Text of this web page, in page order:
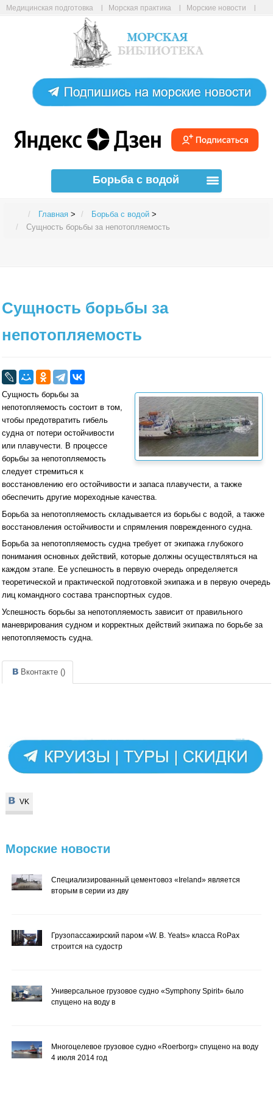
Медицинская подготовка Морская практика
Морские новости
Авиабилеты онлайн
Борьба с водой
Главная > Борьба с водой >
Сущность борьбы за непотопляемость
Сущность борьбы за
непотопляемость
Сущность борьбы за
непотопляемость состоит в том,
чтобы предотвратить гибель
судна от потери остойчивости
или плаву­чести. В процессе
борьбы за непотопляемость
следует стремиться к
восстановлению его остойчивости и запаса плавучести, а также
обеспечить другие мореходные качества.
Борьба за непотопляе­мость складывается из борьбы с водой, а также
восстановления остойчивости и спрямления поврежденного судна.
Борьба за непотопляемость судна требует от эки­пажа глубокого
понимания основных действий, которые должны осуществляться на
каждом этапе. Ее успешность в первую очередь определяется
теоретической и практической подготовкой экипажа и в первую очередь
лиц командного состава транспортных судов.
Успешность борьбы за непотопляемость зависит от правильного
маневрирования судном и корректных действий экипажа по борьбе за
непотопляемость судна.
Вконтакте ()
VK
VK
Морские новости
Специализированный цементовоз «Ireland» является
вторым в серии из дву
Грузопассажирский паром «W. B. Yeats» класса RoPax
строится на судостр
Универсальное грузовое судно «Symphony Spirit» было
спущено на воду в
Многоцелевое грузовое судно «Roerborg» спущено на воду
4 июля 2014 год